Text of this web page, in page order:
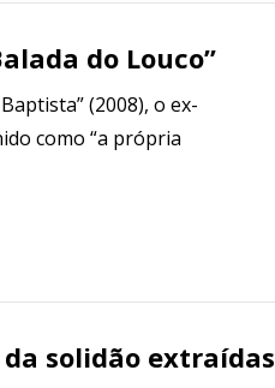
do Louco”
(2008), o ex-
como “a própria
solidão extraídas